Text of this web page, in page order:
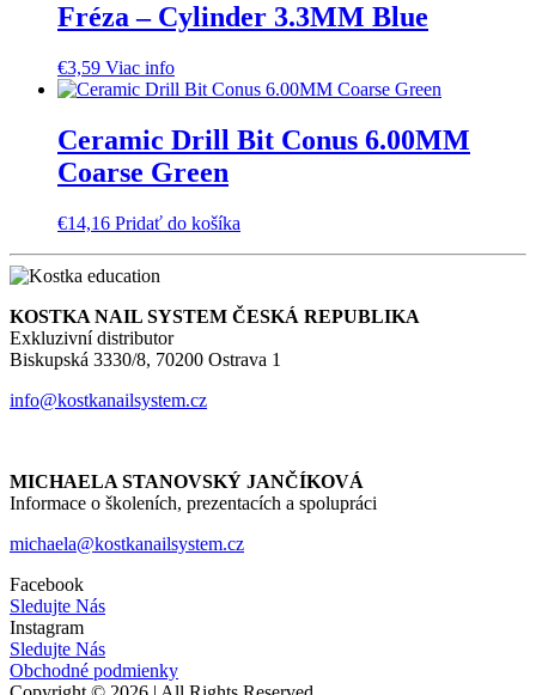
Fréza – Cylinder 3.3MM Blue
€3,59 Viac info
Ceramic Drill Bit Conus 6.00MM
Coarse Green
€14,16 Pridať do košíka
KOSTKA NAIL SYSTEM ČESKÁ REPUBLIKA
Exkluzivní distributor
Biskupská 3330/8, 70200 Ostrava 1
info@kostkanailsystem.cz
MICHAELA STANOVSKÝ JANČÍKOVÁ
Informace o školeních, prezentacích a spolupráci
michaela@kostkanailsystem.cz
Facebook
Sledujte Nás
Instagram
Sledujte Nás
Obchodné podmienky